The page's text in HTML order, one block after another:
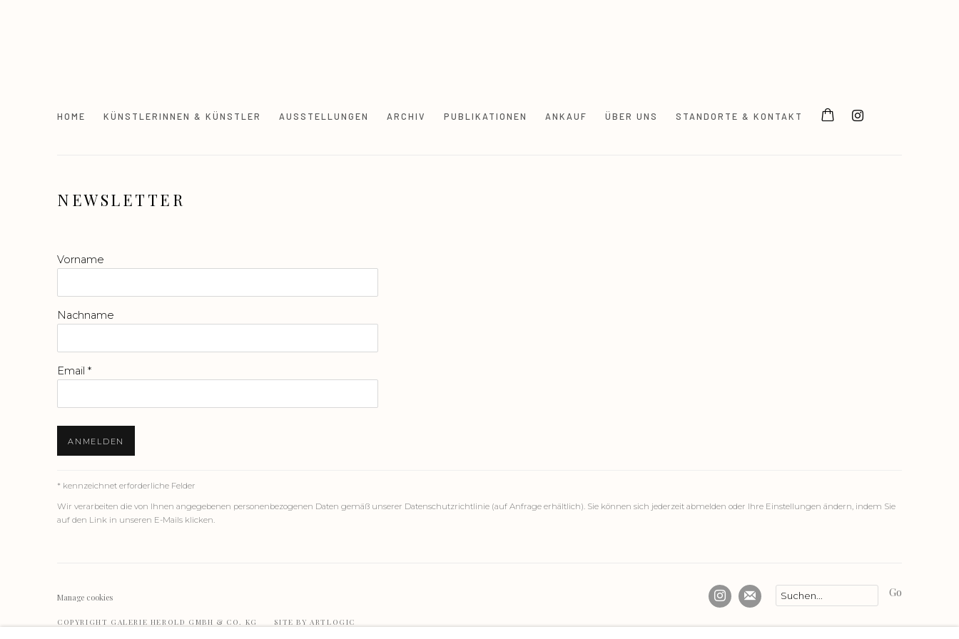
HOME KÜNSTLERINNEN & KÜNSTLER AUSSTELLUNGEN ARCHIV PUBLIKATIONEN ANKAUF ÜBER UNS STANDORTE & KONTAKT
NEWSLETTER
Vorname
Nachname
Email *
ANMELDEN
* kennzeichnet erforderliche Felder
Wir verarbeiten die von Ihnen angegebenen personenbezogenen Daten gemäß unserer Datenschutzrichtlinie (auf Anfrage erhältlich). Sie können sich jederzeit abmelden oder Ihre Einstellungen ändern, indem Sie
auf den Link in unseren E-Mails klicken.
Manage cookies
COPYRIGHT GALERIE HEROLD GMBH & CO. KG SITE BY ARTLOGIC
Go